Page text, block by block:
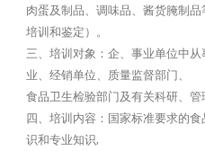
肉蛋及制品、调味品、酱货腌制
培训和鉴定）。
三、培训对象：企、事业单位中
业、经销单位、质量监督部门、
食品卫生检验部门及有关科研、管
四、培训内容：国家标准要求的
识和专业知识,